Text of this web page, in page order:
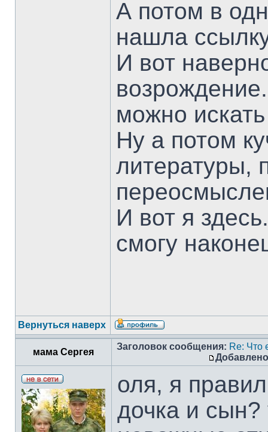
А потом в
нашла
И вот
можно
Ну а потом
литературы,
И вот я
смогу
Вернуться наверх
мама Сергея
Заголовок сообщения: Re: Что
оля, я
дочка и